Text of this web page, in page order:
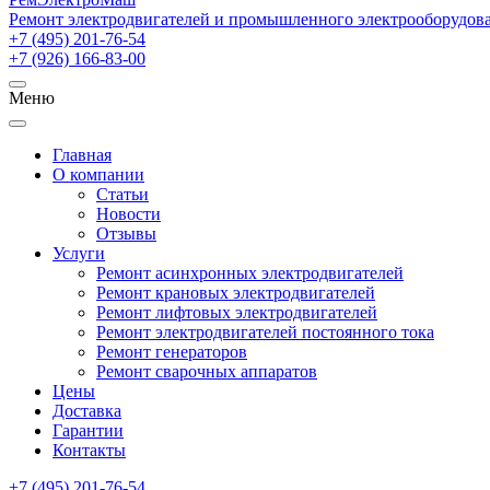
Ремонт электродвигателей и промышленного
+7 (495) 201-76-54
+7 (926) 166-83-00
Меню
Главная
О компании
Статьи
Новости
Отзывы
Услуги
Ремонт асинхронных электродвигателей
Ремонт крановых электродвигателей
Ремонт лифтовых электродвигателей
Ремонт электродвигателей постоянного тока
Ремонт генераторов
Ремонт сварочных аппаратов
Цены
Доставка
Гарантии
Контакты